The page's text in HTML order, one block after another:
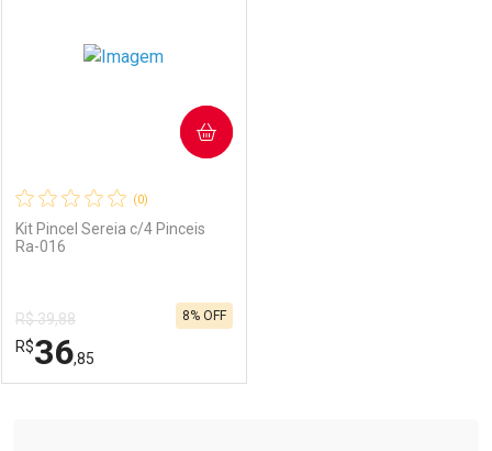
(0)
Kit Pincel Sereia c/4 Pinceis
Ra-016
R$ 39,88
R$36,85
8% OFF
COMPRAR